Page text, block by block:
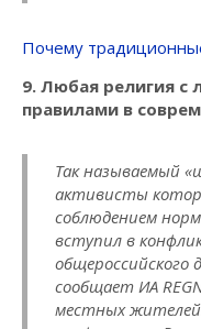
Почему
9. Любая религия
правилами в
Так называемый
активисты
соблюдением
вступил в
общероссийского
сообщает ИА
местных